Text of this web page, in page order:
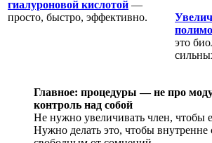
гиалуроновой кислотой —
просто, быстро, эффективно.
это
Главное: процедуры — не про
контроль над собой
Не нужно увеличивать член, чтобы
Нужно делать это, чтобы внутренне